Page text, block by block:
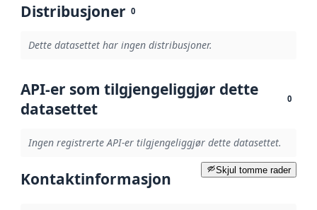
Distribusjoner 0
Dette datasettet har ingen distribusjoner.
API-er som tilgjengeliggjør dette
datasettet
0
Ingen registrerte API-er tilgjengeliggjør dette datasettet.
Skjul tomme rader
Kontaktinformasjon